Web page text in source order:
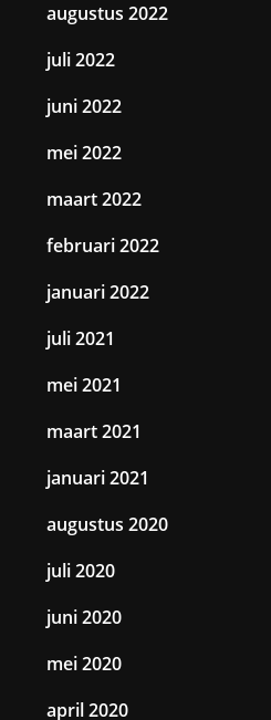
augustus 2022
juli 2022
juni 2022
mei 2022
maart 2022
februari 2022
januari 2022
juli 2021
mei 2021
maart 2021
januari 2021
augustus 2020
juli 2020
juni 2020
mei 2020
april 2020